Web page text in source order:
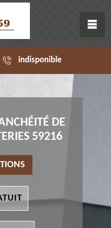
indisponible
DE
59216